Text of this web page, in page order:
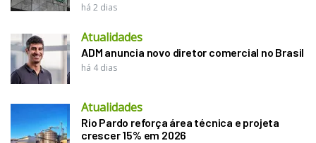
há 2 dias
Atualidades
ADM anuncia novo diretor comercial no Brasil
há 4 dias
Atualidades
Rio Pardo reforça área técnica e projeta
crescer 15% em 2026